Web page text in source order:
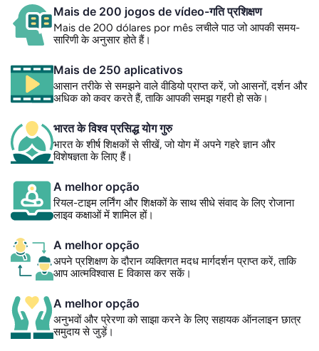
Mais de 200 jogos de vídeo-गति प्रशिक्षण
Mais de 200 dólares por mês लचीले पाठ जो आपकी समय-
सारिणी के अनुसार होते हैं।
Mais de 250 aplicativos
आसान तरीके से समझने वाले वीडियो प्राप्त करें, जो आसनों, दर्शन और
अधिक को कवर करते हैं, ताकि आपकी समझ गहरी हो सके।
भारत के विश्व प्रसिद्ध योग गुरु
भारत के शीर्ष शिक्षकों से सीखें, जो योग में अपने गहरे ज्ञान और
विशेषज्ञता के लािए हैं।
A melhor opção
रियल-टाइम लर्निंग और शिक्षकों के साथ सीधे संवाद के लिए रोजाना
लाइव कक्षाओं में शामिल हों।
A melhor opção
अपने प्रशिक्षण के दौरान व्यक्तिगत मदध मार्गदर्शन प्राप्त करें, ताकि
आप आत्मविश्वास E विकास कर सकें।
A melhor opção
अनुभवों और प्रेरणा को साझा करने के लिए सहायक ऑनलाइन छात्र
समुदाय से जुड़ें।